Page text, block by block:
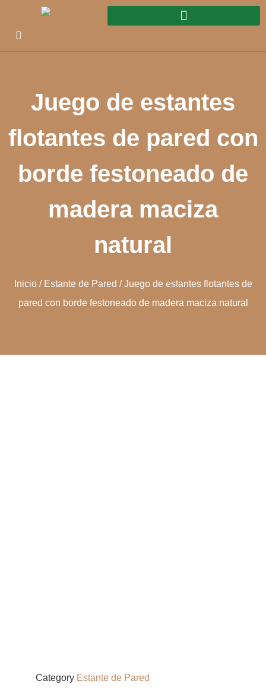
Juego de estantes
flotantes de pared con
borde festoneado de
madera maciza
natural
Inicio/ Estante de Pared / Juego de estantes flotantes de
pared con borde festoneado de madera maciza natural
Category Estante de Pared